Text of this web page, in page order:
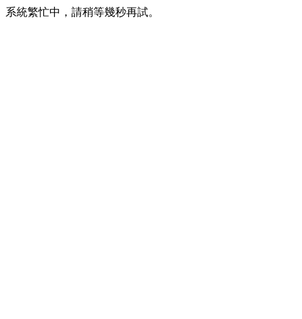
系統繁忙中，請稍等幾秒再試。